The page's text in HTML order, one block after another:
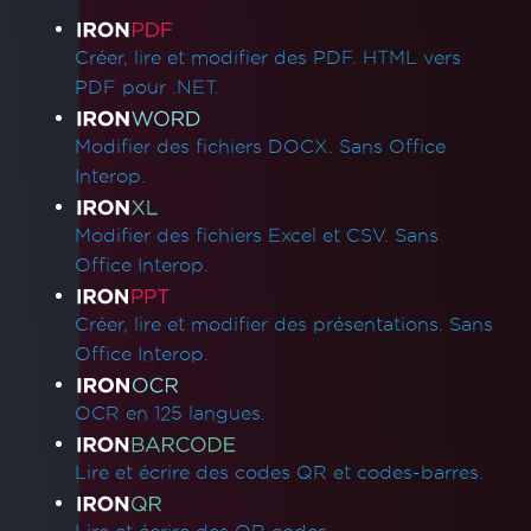
Lambda
Dépendances manquantes dans le
déploiement Lambda
Réduire la taille du dossier des durées
d'exécution
Linux ARM64 dans Docker
Windows Server Core Container
CustomDeploymentDirectory in Lambda
Questions communes
Bootstrap / Flex / CSS
Plans et niveaux Azure
Le rendu initial est lent
Espacement des polices
Support de Windows Server
Quelle version d'IronPDF devrais-je utiliser ?
Taille du paquet IronPDF
Polices
Liens des produits
Créer, lire et modifier des PDF. HTML vers
PDF pour .NET.
Modifier des fichiers DOCX. Sans Office
Interop.
Modifier des fichiers Excel et CSV. Sans
Office Interop.
Créer, lire et modifier des présentations. Sans
Office Interop.
OCR en 125 langues.
Lire et écrire des codes QR et codes-barres.